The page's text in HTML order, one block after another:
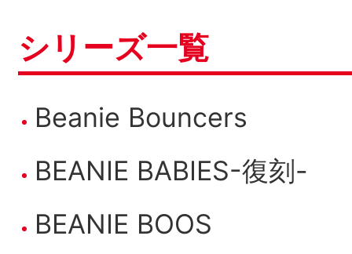
シリーズ一覧
Beanie Bouncers
BEANIE BABIES-復刻-
BEANIE BOOS